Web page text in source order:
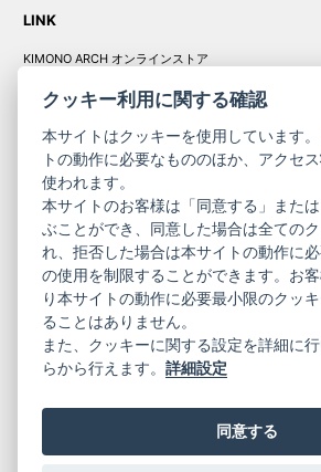
LINK
KIMONO ARCH オンラインストア
コーポレート
サイト
きも
ニュースレター
ご利用
お問い合わせ
プライバシーポリシー
特定商取引
ご利用規約
クッキー利用に関する確認
本サイトはクッキーを使用しています
トの動作に必要なもののほか、アクセ
使われます。
本サイトのお客様は「同意する」また
ぶことができ、同意した場合は全ての
れ、拒否した場合は本サイトの動作に
の使用を制限することができます。お
り本サイトの動作に必要最小限のクッ
ることはありません。
また、クッキーに関する設定を詳細に
らから行えます。詳細設定
同意する